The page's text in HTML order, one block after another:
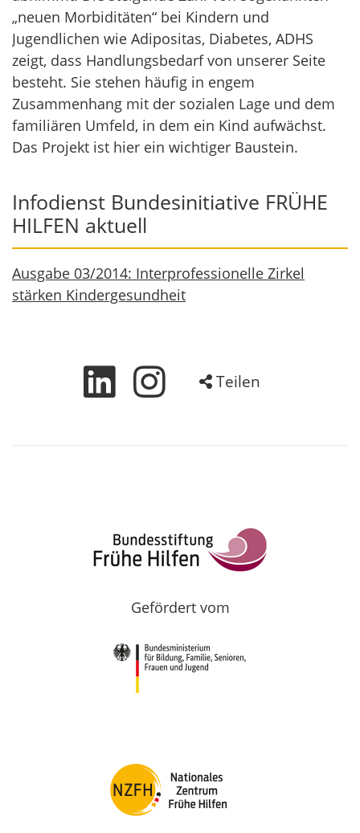
„neuen Morbiditäten“ bei Kindern und
Jugendlichen wie Adipositas, Diabetes, ADHS
zeigt, dass Handlungsbedarf von unserer Seite
besteht. Sie stehen häufig in engem
Zusammenhang mit der sozialen Lage und dem
familiären Umfeld, in dem ein Kind aufwächst.
Das Projekt ist hier ein wichtiger Baustein.
Infodienst Bundesinitiative FRÜHE
HILFEN aktuell
Ausgabe 03/2014: Interprofessionelle Zirkel
stärken Kindergesundheit
Teilen
Gefördert vom